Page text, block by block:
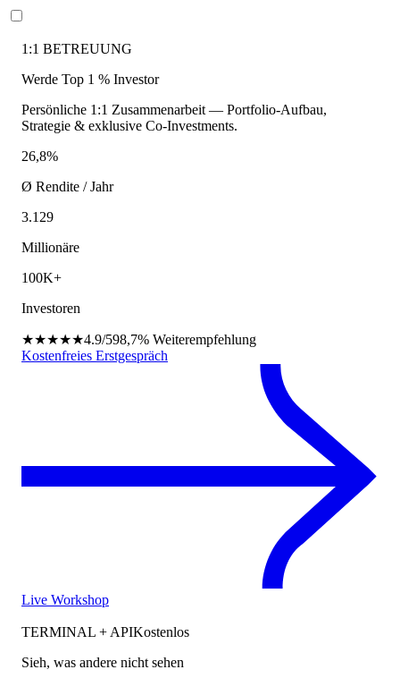
1:1 BETREUUNG
Werde Top 1 % Investor
Persönliche 1:1 Zusammenarbeit — Portfolio-Aufbau,
Strategie & exklusive Co-Investments.
26,8%
Ø Rendite / Jahr
3.129
Millionäre
100K+
Investoren
★★★★★4.9/598,7% Weiterempfehlung
Kostenfreies Erstgespräch
Live Workshop
TERMINAL + APIKostenlos
Sieh, was andere nicht sehen